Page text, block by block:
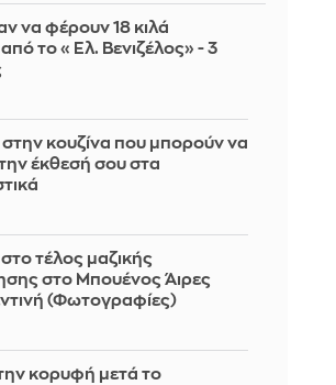
να φέρουν 18 κιλά
το «Ελ. Βενιζέλος» - 3
κουζίνα που μπορούν να
έκθεσή σου στα
στο τέλος μαζικής
στο Μπουένος Άιρες
(Φωτογραφίες)
κορυφή μετά το